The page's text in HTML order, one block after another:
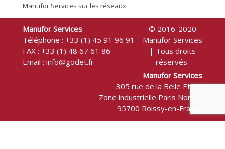
Manufor Services sur les réseaux
Manufor Services
Téléphone : +33 (1) 45 91 96 91
FAX : +33 (1) 48 67 61 86
Email : info@godet.fr
Manufor Services
305 rue de la Belle Etoile
Zone industrielle Paris Nord II
95700 Roissy-en-France
© 2016-2020
Manufor Services
| Tous droits
réservés.